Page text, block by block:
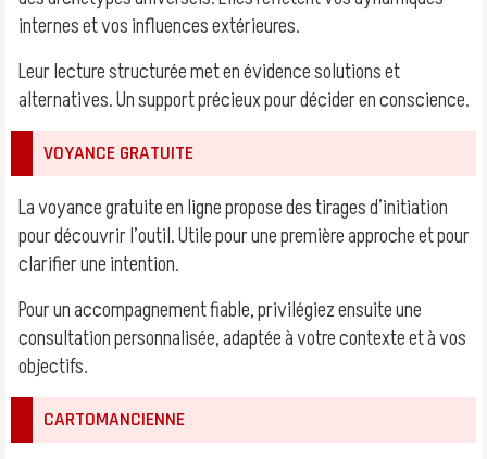
internes et vos influences extérieures.
Leur lecture structurée met en évidence solutions et
alternatives. Un support précieux pour décider en conscience.
VOYANCE GRATUITE
La voyance gratuite en ligne propose des tirages d’initiation
pour découvrir l’outil. Utile pour une première approche et pour
clarifier une intention.
Pour un accompagnement fiable, privilégiez ensuite une
consultation personnalisée, adaptée à votre contexte et à vos
objectifs.
CARTOMANCIENNE